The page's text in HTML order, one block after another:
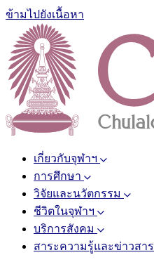
ข้ามไปยังเนื้อหา
เกี่ยวกับจุฬาฯ
การศึกษา
วิจัยและนวัตกรรม
ชีวิตในจุฬาฯ
บริการสังคม
สาระความรู้และข่าวสาร